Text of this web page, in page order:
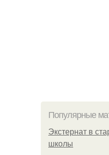
Популярные
Экстернат в
школы